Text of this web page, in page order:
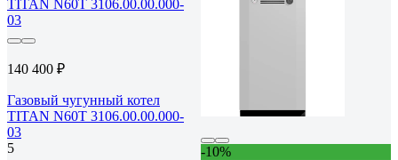
140 400 ₽
Газовый чугунный котел
TITAN N60T 3106.00.00.000-
03
5
-10%